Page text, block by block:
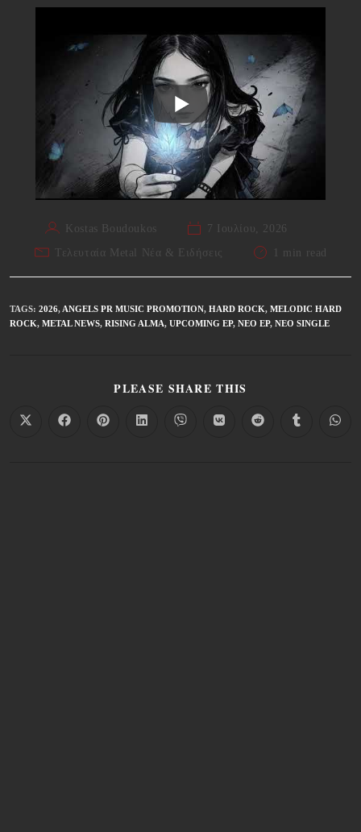
Kostas Boudoukos
7 Ιουλίου, 2026
Τελευταία Metal Νέα & Eιδήσεις
1 min read
TAGS: 2026, ANGELS PR MUSIC PROMOTION, HARD ROCK, MELODIC HARD
ROCK, METAL NEWS, RISING ALMA, UPCOMING EP, ΝΈΟ EP, ΝΈΟ SINGLE
PLEASE SHARE THIS